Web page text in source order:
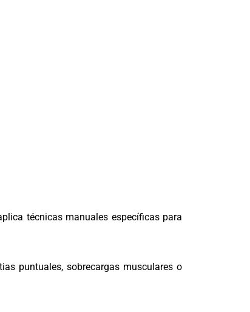
técnicas manuales específicas para
puntuales, sobrecargas musculares o